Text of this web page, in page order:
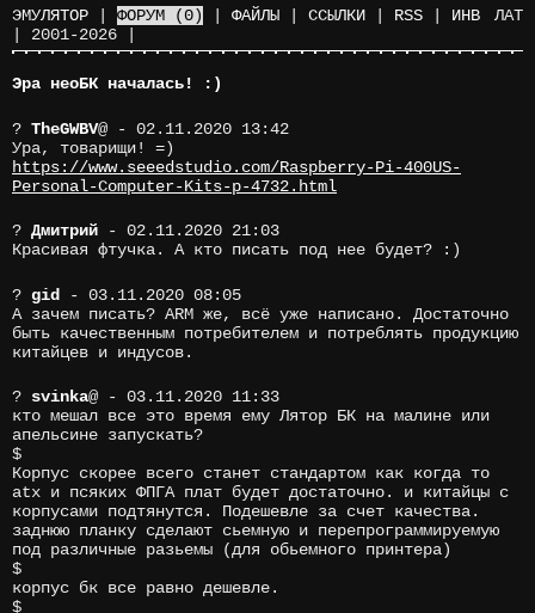
ЛАТ
ЭМУЛЯТОР ФОРУМ (0) ФАЙЛЫ ССЫЛКИ RSS
ИНВ
2001-2026
Эра неоБК началась! :)
? TheGWBV@ - 02.11.2020 13:42
Ура, товарищи! =)
https://www.seeedstudio.com/Raspberry-Pi-400US-
Personal-Computer-Kits-p-4732.html
? Дмитрий - 02.11.2020 21:03
Красивая фтучка. А кто писать под нее будет? :)
? gid
- 03.11.2020 08:05
А зачем писать? ARM же, всё уже написано. Достаточно
быть качественным потребителем и потреблять продукцию
китайцев и индусов.
? svinka@ - 03.11.2020 11:33
кто мешал все это время ему Лятор БК на малине или
апельсине запускать?
$
Корпус скорее всего станет стандартом как когда то
atx и псяких ФПГА плат будет достаточно. и китайцы с
корпусами подтянутся. Подешевле за счет качества.
заднюю планку сделают сьемную и перепрограммируемую
под различные разьемы (для обьемного принтера)
$
корпус бк все равно дешевле.
$